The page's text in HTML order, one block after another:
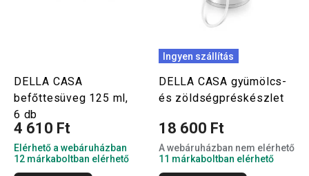
DELLA CASA
befőttesüveg 125 ml,
6 db
4 610 Ft
Elérhető a webáruházban
12 márkaboltban elérhető
Ingyen szállítás
DELLA CASA gyümölcs-
és zöldségpréskészlet
18 600 Ft
A webáruházban nem elérhető
11 márkaboltban elérhető